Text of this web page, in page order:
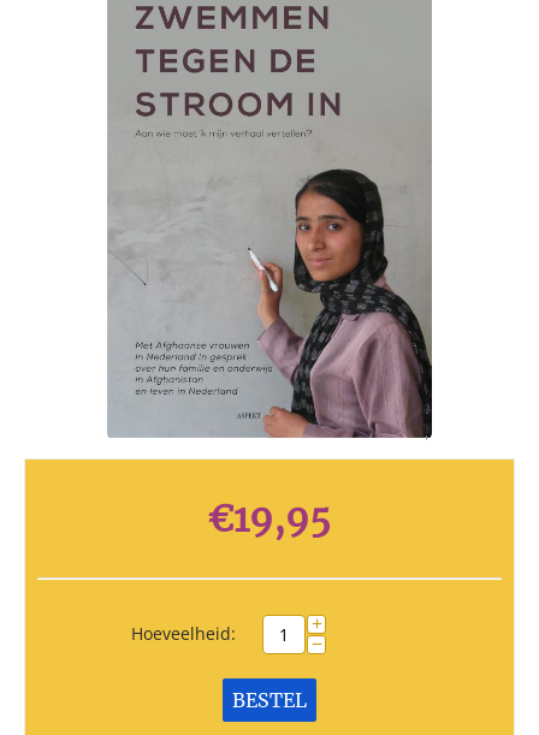
€19,95
Hoeveelheid: +
−
BESTEL